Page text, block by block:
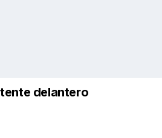
delantero